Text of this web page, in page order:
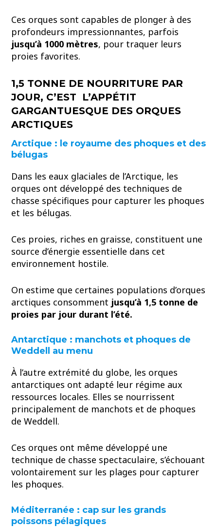
Ces orques sont capables de plonger à des
profondeurs impressionnantes, parfois
jusqu’à 1000 mètres, pour traquer leurs
proies favorites.
1,5 TONNE DE NOURRITURE PAR
JOUR, C’EST L’APPÉTIT
GARGANTUESQUE DES ORQUES
ARCTIQUES
Arctique : le royaume des phoques et des
bélugas
Dans les eaux glaciales de l’Arctique, les
orques ont développé des techniques de
chasse spécifiques pour capturer les phoques
et les bélugas.
Ces proies, riches en graisse, constituent une
source d’énergie essentielle dans cet
environnement hostile.
On estime que certaines populations d’orques
arctiques consomment jusqu’à 1,5 tonne de
proies par jour durant l’été.
Antarctique : manchots et phoques de
Weddell au menu
À l’autre extrémité du globe, les orques
antarctiques ont adapté leur régime aux
ressources locales. Elles se nourrissent
principalement de manchots et de phoques
de Weddell.
Ces orques ont même développé une
technique de chasse spectaculaire, s’échouant
volontairement sur les plages pour capturer
les phoques.
Méditerranée : cap sur les grands
poissons pélagiques